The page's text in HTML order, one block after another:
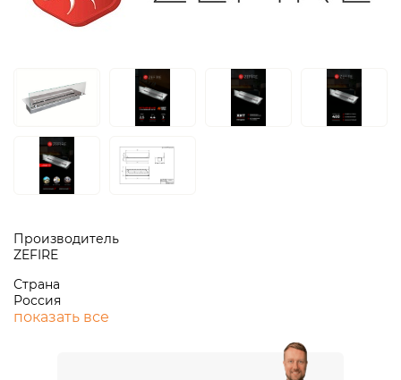
Производитель
ZEFIRE
Страна
Россия
показать все